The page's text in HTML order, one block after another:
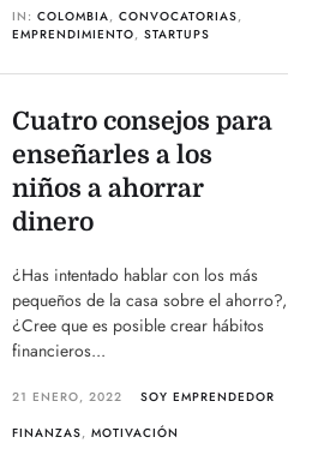
IN:COLOMBIA,CONVOCATORIAS,
EMPRENDIMIENTO,STARTUPS
Cuatro consejos para
enseñarles a los
niños a ahorrar
dinero
¿Has intentado hablar con los más
pequeños de la casa sobre el ahorro?,
¿Cree que es posible crear hábitos
financieros...
21 ENERO, 2022
SOY EMPRENDEDOR
FINANZAS,MOTIVACIÓN